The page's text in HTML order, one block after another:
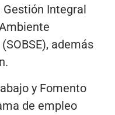
Integral
además
y Fomento
de empleo